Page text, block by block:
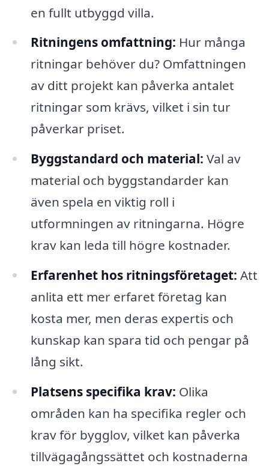
en fullt utbyggd villa.
Ritningens omfattning: Hur många
ritningar behöver du? Omfattningen
av ditt projekt kan påverka antalet
ritningar som krävs, vilket i sin tur
påverkar priset.
Byggstandard och material: Val av
material och byggstandarder kan
även spela en viktig roll i
utformningen av ritningarna. Högre
krav kan leda till högre kostnader.
Erfarenhet hos ritningsföretaget: Att
anlita ett mer erfaret företag kan
kosta mer, men deras expertis och
kunskap kan spara tid och pengar på
lång sikt.
Platsens specifika krav: Olika
områden kan ha specifika regler och
krav för bygglov, vilket kan påverka
tillvägagångssättet och kostnaderna